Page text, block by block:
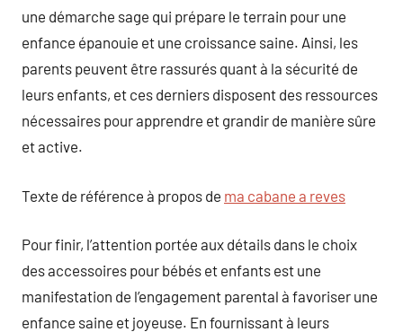
une démarche sage qui prépare le terrain pour une
enfance épanouie et une croissance saine. Ainsi, les
parents peuvent être rassurés quant à la sécurité de
leurs enfants, et ces derniers disposent des ressources
nécessaires pour apprendre et grandir de manière sûre
et active.
Texte de référence à propos de ma cabane a reves
Pour finir, l’attention portée aux détails dans le choix
des accessoires pour bébés et enfants est une
manifestation de l’engagement parental à favoriser une
enfance saine et joyeuse. En fournissant à leurs